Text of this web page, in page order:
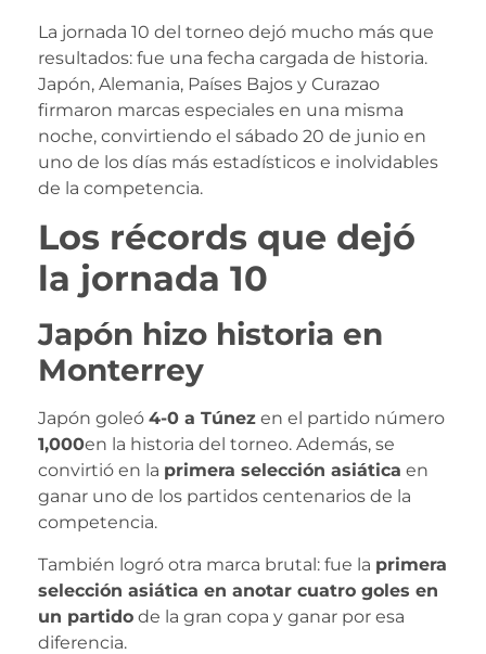
La jornada 10 del torneo dejó mucho más que
resultados: fue una fecha cargada de historia.
Japón, Alemania, Países Bajos y Curazao
firmaron marcas especiales en una misma
noche, convirtiendo el sábado 20 de junio en
uno de los días más estadísticos e inolvidables
de la competencia.
Los récords que dejó
la jornada 10
Japón hizo historia en
Monterrey
Japón goleó 4-0 a Túnez en el partido número
1,000en la historia del torneo. Además, se
convirtió en la primera selección asiática en
ganar uno de los partidos centenarios de la
competencia.
También logró otra marca brutal: fue la primera
selección asiática en anotar cuatro goles en
un partido de la gran copa y ganar por esa
diferencia.